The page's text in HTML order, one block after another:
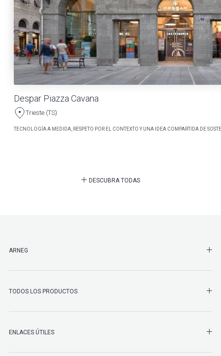
Despar Piazza Cavana
Trieste (TS)
TECNOLOGÍA A MEDIDA, RESPETO POR EL CONTEXTO Y UNA IDEA COMPARTIDA DE
DESCUBRA TODAS
ARNEG
TODOS LOS PRODUCTOS
ENLACES ÚTILES